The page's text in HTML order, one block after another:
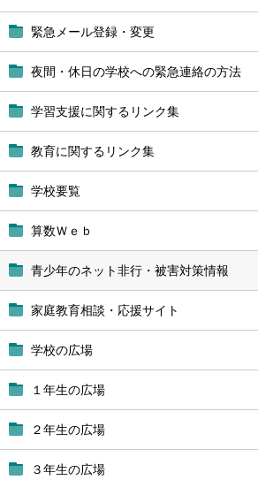
緊急メール登録・変更
夜間・休日の学校への緊急連絡の方法
学習支援に関するリンク集
教育に関するリンク集
学校要覧
算数Ｗｅｂ
青少年のネット非行・被害対策情報
家庭教育相談・応援サイト
学校の広場
１年生の広場
２年生の広場
３年生の広場